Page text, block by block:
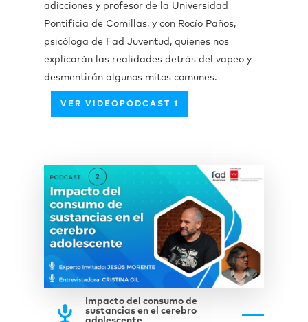
adicciones y profesor de la Universidad
Pontificia de Comillas, y con Rocío Paños,
psicóloga de Fad Juventud, quienes nos
explicarán las realidades detrás del vapeo y
desmentirán algunos mitos comunes.
VER VIDEOPODCAST 1
Impacto del consumo de
sustancias en el cerebro